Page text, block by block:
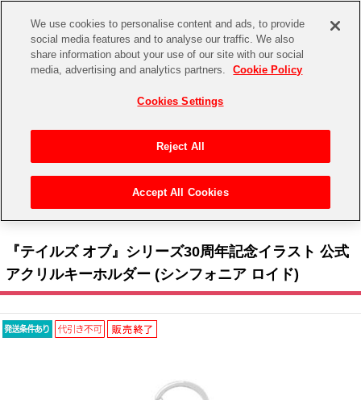
CHANNEL STORE EVENT
ゲーム 電子書籍
ASOBI STAGE
アイドルマスターシリーズ
アイドルマスター
アイドルマスター SideM
アイドルマスター シャイニーカラーズ
プロジェクトアイマス ヴイアライヴ
イベントグッズ
トイ・ホビー
テイルズ オブ シリーズ > 『テイルズ オブ』シリーズ30周年記念イ
『テイルズ オブ』シリーズ30周年記念イラスト 公式
アクリルキーホルダー (シンフォニア ロイド)
We use cookies to personalise content and ads, to provide
social media features and to analyse our traffic. We also
share information about your use of our site with our social
media, advertising and analytics partners.
Cookie Policy
Cookies Settings
Reject All
Accept All Cookies